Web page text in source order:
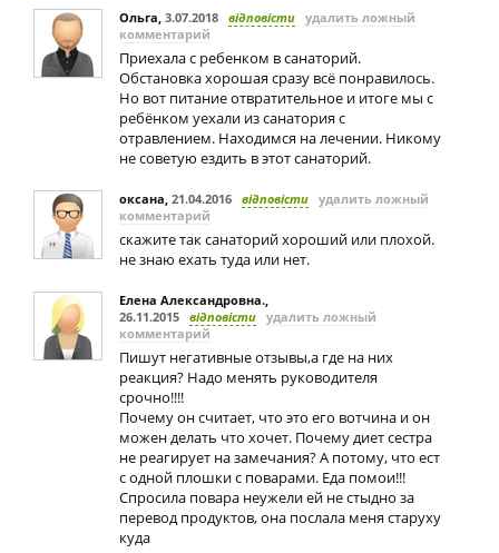
Ольга, 3.07.2018 відповісти удалить ложный
комментарий
Приехала с ребенком в санаторий.
Обстановка хорошая сразу всё понравилось.
Но вот питание отвратительное и итоге мы с
ребёнком уехали из санатория с
отравлением. Находимся на лечении. Никому
не советую ездить в этот санаторий.
оксана, 21.04.2016 відповісти удалить ложный
комментарий
скажите так санаторий хороший или плохой.
не знаю ехать туда или нет.
Елена Александровна.,
26.11.2015 відповісти удалить ложный
комментарий
Пишут негативные отзывы,а где на них
реакция? Надо менять руководителя
срочно!!!!
Почему он считает, что это его вотчина и он
можен делать что хочет. Почему диет сестра
не реагирует на замечания? А потому, что ест
с одной плошки с поварами. Еда помои!!!
Спросила повара неужели ей не стыдно за
перевод продуктов, она послала меня старуху
куда